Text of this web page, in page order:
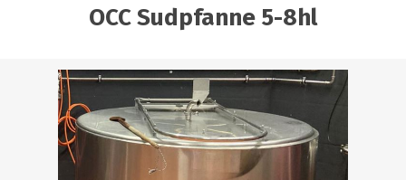
OCC Sudpfanne 5-8hl